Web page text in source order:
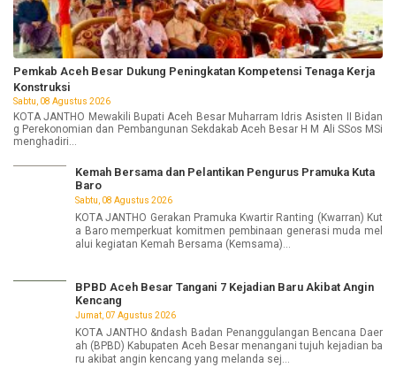
Pemkab Aceh Besar Dukung Peningkatan Kompetensi Tenaga Kerja
Konstruksi
Sabtu, 08 Agustus 2026
KOTA JANTHO Mewakili Bupati Aceh Besar Muharram Idris Asisten II Bidan
g Perekonomian dan Pembangunan Sekdakab Aceh Besar H M Ali SSos MSi
menghadiri...
Kemah Bersama dan Pelantikan Pengurus Pramuka Kuta
Baro
Sabtu, 08 Agustus 2026
KOTA JANTHO Gerakan Pramuka Kwartir Ranting (Kwarran) Kut
a Baro memperkuat komitmen pembinaan generasi muda mel
alui kegiatan Kemah Bersama (Kemsama)...
BPBD Aceh Besar Tangani 7 Kejadian Baru Akibat Angin
Kencang
Jumat, 07 Agustus 2026
KOTA JANTHO &ndash Badan Penanggulangan Bencana Daer
ah (BPBD) Kabupaten Aceh Besar menangani tujuh kejadian ba
ru akibat angin kencang yang melanda sej...